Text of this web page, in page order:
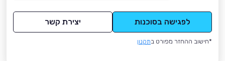
לפגישה בסוכנות יצירת קשר
*חישוב ההחזר מפורט בתקנון